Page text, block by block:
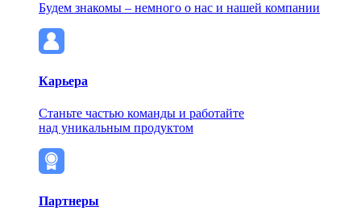
Будем знакомы – немного о нас и нашей компании
Карьера
Станьте частью команды и работайте
над уникальным продуктом
Партнеры